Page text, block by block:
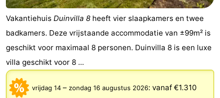
Vakantiehuis Duinvilla 8 heeft vier slaapkamers en twee
badkamers. Deze vrijstaande accommodatie van ±99m² is
geschikt voor maximaal 8 personen. Duinvilla 8 is een luxe
villa geschikt voor 8 ...
vrijdag 14 – zondag 16 augustus 2026: vanaf €1.310